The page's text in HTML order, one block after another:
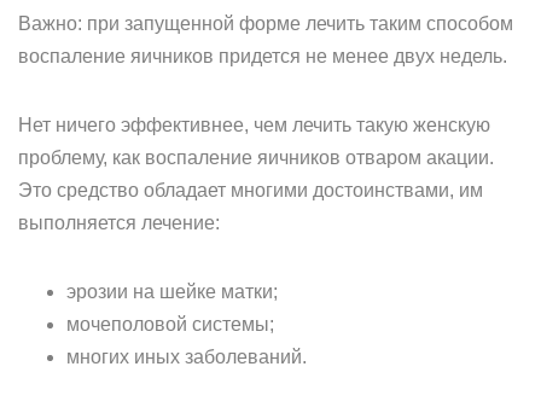
Важно: при запущенной форме лечить таким способом
воспаление яичников придется не менее двух недель.
Нет ничего эффективнее, чем лечить такую женскую
проблему, как воспаление яичников отваром акации.
Это средство обладает многими достоинствами, им
выполняется лечение:
эрозии на шейке матки;
мочеполовой системы;
многих иных заболеваний.